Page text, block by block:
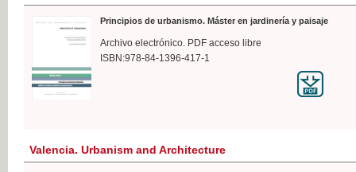
Principios de urbanismo. Máster en jardinería y paisaje
Archivo electrónico. PDF acceso libre
ISBN:978-84-1396-417-1
Valencia. Urbanism and Architecture